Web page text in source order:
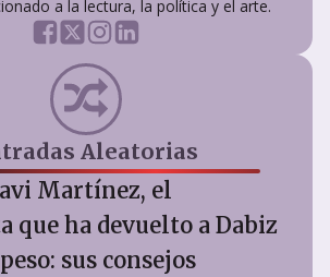
a la lectura, la política y el arte.
Aleatorias
Martínez, el
que ha devuelto a Dabiz
sus consejos